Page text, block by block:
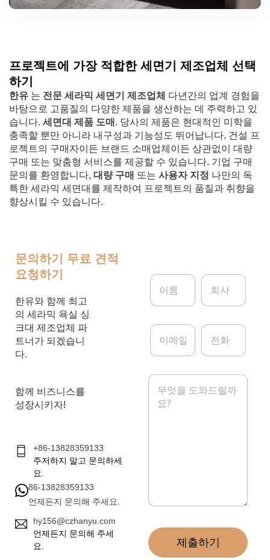
프로젝트에 가장 적합한 세면기 제조업체 선택
하기
한유 는 전문 세라믹 세면기 제조업체 다년간의 업계 경험을
바탕으로 고품질의 다양한 제품을 생산하는 데 주력하고 있
습니다. 세면대 제품 도매 . 당사의 제품은 현대적인 미학을
충족할 뿐만 아니라 내구성과 기능성도 뛰어납니다. 건설 프
로젝트의 구매자이든 브랜드 소매업체이든 상관없이 대량
구매 또는 맞춤형 서비스를 제공할 수 있습니다. 기업 구매
문의를 환영합니다, 대량 구매 또는 사용자 지정 나만의 독
특한 세라믹 세면대를 제작하여 프로젝트의 품질과 취향을
향상시킬 수 있습니다.
문의하기 무료 견적
요청하기
한유와 함께 최고
의 세라믹 욕실 싱
크대 제조업체 파
트너가 되겠습니
다.
함께 비즈니스를
성장시키자!
+86-13828359133
주저하지 말고 문의하세
요.
86-13828359133
언제든지 문의해 주세요.
hy156@czhanyu.com
언제든지 문의해 주세
요.
이
*
회
이
일
전
메
제출하기